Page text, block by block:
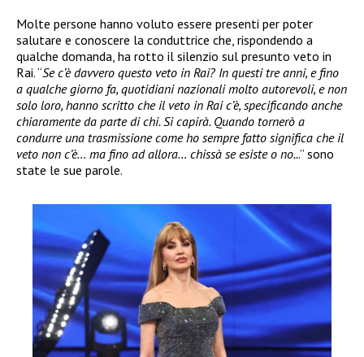
Molte persone hanno voluto essere presenti per poter
salutare e conoscere la conduttrice che, rispondendo a
qualche domanda, ha rotto il silenzio sul presunto veto in
Rai. “Se c’è davvero questo veto in Rai? In questi tre anni, e fino
a qualche giorno fa, quotidiani nazionali molto autorevoli, e non
solo loro, hanno scritto che il veto in Rai c’è, specificando anche
chiaramente da parte di chi. Si capirà. Quando tornerò a
condurre una trasmissione come ho sempre fatto significa che il
veto non c’è… ma fino ad allora… chissà se esiste o no...” sono
state le sue parole.